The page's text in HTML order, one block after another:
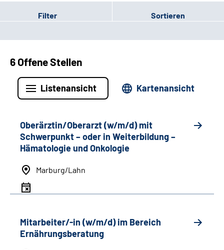
Filter Sortieren
6 Offene Stellen
Listenansicht Kartenansicht
Oberärztin/Oberarzt (w/m/d) mit
Schwerpunkt– oder in Weiterbildung–
Hämatologie und Onkologie
Marburg/Lahn
Mitarbeiter/-in (w/m/d) im Bereich
Ernährungsberatung